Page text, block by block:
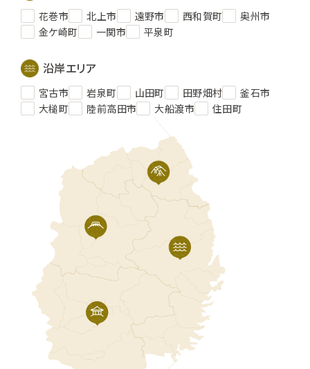
花巻市 北上市 遠野市 西和賀町
奥州市
金ケ崎町
一関市 平泉町
沿岸エリア
宮古市 岩泉町 山田町 田野畑村
釜石市
大槌町
陸前高田市 大船渡市 住田町